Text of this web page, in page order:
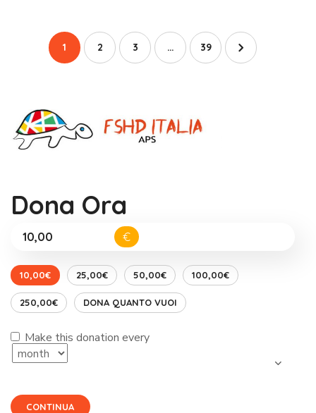
1 2 3 … 39
Dona Ora
€
10,00€ 25,00€ 50,00€ 100,00€
250,00€ DONA QUANTO VUOI
Make this donation every
CONTINUA